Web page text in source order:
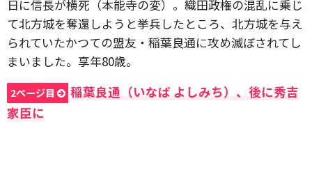
日に信長が横死（本能寺の変）。織田政権の混乱に乗じ
て北方城を奪還しようと挙兵したところ、北方城を与え
られていたかつての盟友・稲葉良通に攻め滅ぼされてし
まいました。享年80歳。
2ページ目
稲葉良通（いなば よしみち）、後に秀吉
家臣に